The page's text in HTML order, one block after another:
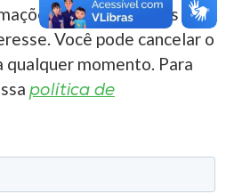
correlacionadas que
Você pode cancelar o
qualquer momento. Para
política de